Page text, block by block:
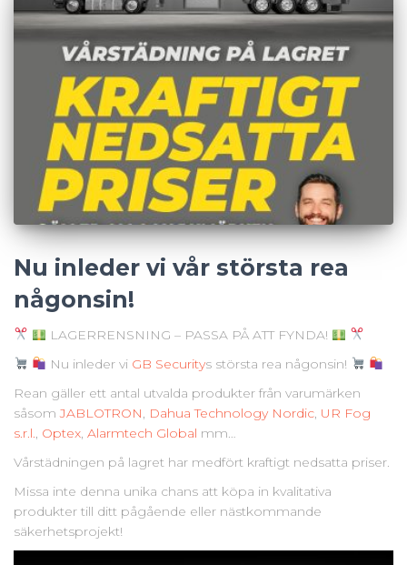
Nu inleder vi vår största rea
någonsin!
LAGERRENSNING – PASSA PÅ ATT FYNDA!
Nu inleder vi GB Securitys största rea någonsin!
Rean gäller ett antal utvalda produkter från varumärken
såsomJABLOTRON Dahua Technology Nordic UR Fog
s.r.l.
Optex Alarmtech Global mm…
Vårstädningen på lagret har medfört kraftigt nedsatta priser.
Missa inte denna unika chans att köpa in kvalitativa
produkter till ditt pågående eller nästkommande
säkerhetsprojekt!